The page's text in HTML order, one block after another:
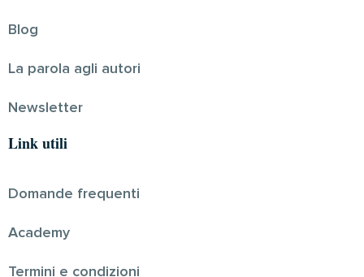
Blog
La parola agli autori
Newsletter
Link utili
Domande frequenti
Academy
Termini e condizioni